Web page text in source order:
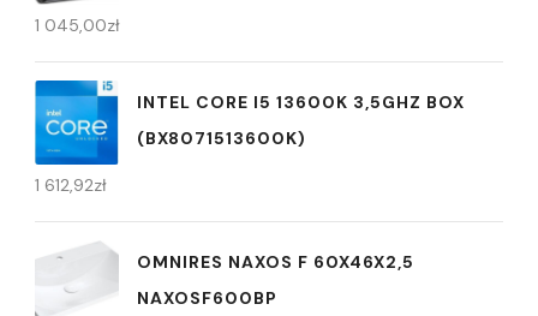
1 045,00zł
INTEL CORE I5 13600K 3,5GHZ BOX
(BX8071513600K)
1 612,92zł
OMNIRES NAXOS F 60X46X2,5
NAXOSF600BP